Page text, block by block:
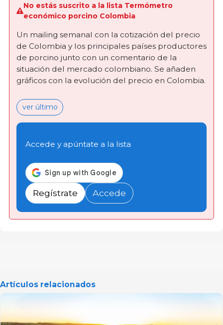
No estás suscrito a la lista Termómetro
económico porcino Colombia
Un mailing semanal con la cotización del precio
de Colombia y los principales países productores
de porcino junto con un comentario de la
situación del mercado colombiano. Se añaden
gráficos con la evolución del precio en Colombia.
ver último
Accede y apúntate a la lista
Regístrate Accede
Artículos relacionados